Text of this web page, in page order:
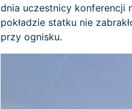
dnia uczestnicy konferencji
pokładzie statku nie
przy ognisku.